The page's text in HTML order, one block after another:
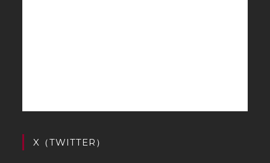
X（TWITTER）